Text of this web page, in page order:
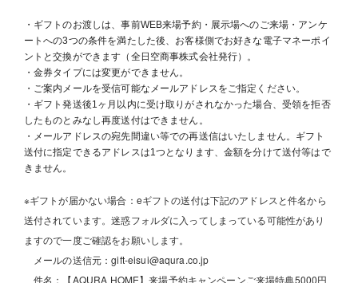
・ギフトのお渡しは、事前WEB来場予約・展示場へのご来場・アンケ
ートへの3つの条件を満たした後、お客様側でお好きな電子マネーポイ
ントと交換ができます（全日空商事株式会社発行）。
・金券タイプには変更ができません。
・ご案内メールを受信可能なメールアドレスをご指定ください。
・ギフト発送後1ヶ月以内に受け取りがされなかった場合、受領を拒否
したものとみなし再度送付はできません。
・メールアドレスの宛先間違い等での再送信はいたしません。ギフト
送付に指定できるアドレスは1つとなります、金額を分けて送付等はで
きません。
※ギフトが届かない場合：eギフトの送付は下記のアドレスと件名から
送付されています。迷惑フォルダに入ってしまっている可能性があり
ますので一度ご確認をお願いします。
メールの送信元：gift-eisui@aqura.co.jp
件名：【AQURA HOME】来場予約キャンペーンご来場特典5000円